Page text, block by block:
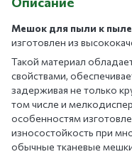
Мешок для пыли к
изготовлен из
Такой материал
свойствами,
задерживая не только
том числе и
особенностям
износостойкость при
обычные тканевые